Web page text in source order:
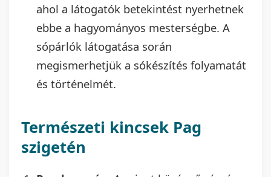
ahol a látogatók betekintést nyerhetnek
ebbe a hagyományos mesterségbe. A
sópárlók látogatása során
megismerhetjük a sókészítés folyamatát
és történelmét.
Természeti kincsek Pag
szigetén